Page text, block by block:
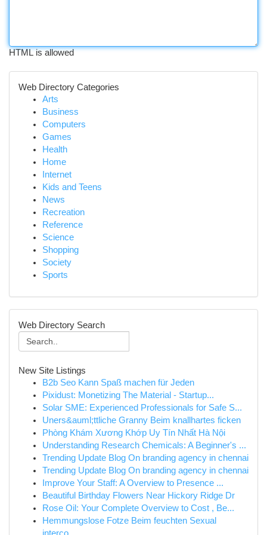
HTML is allowed
Web Directory Categories
Arts
Business
Computers
Games
Health
Home
Internet
Kids and Teens
News
Recreation
Reference
Science
Shopping
Society
Sports
Web Directory Search
New Site Listings
B2b Seo Kann Spaß machen für Jeden
Pixidust: Monetizing The Material - Startup...
Solar SME: Experienced Professionals for Safe S...
Uners&auml;ttliche Granny Beim knallhartes ficken
Phòng Khám Xương Khớp Uy Tín Nhất Hà Nội
Understanding Research Chemicals: A Beginner's ...
Trending Update Blog On branding agency in chennai
Trending Update Blog On branding agency in chennai
Improve Your Staff: A Overview to Presence ...
Beautiful Birthday Flowers Near Hickory Ridge Dr
Rose Oil: Your Complete Overview to Cost , Be...
Hemmungslose Fotze Beim feuchten Sexual